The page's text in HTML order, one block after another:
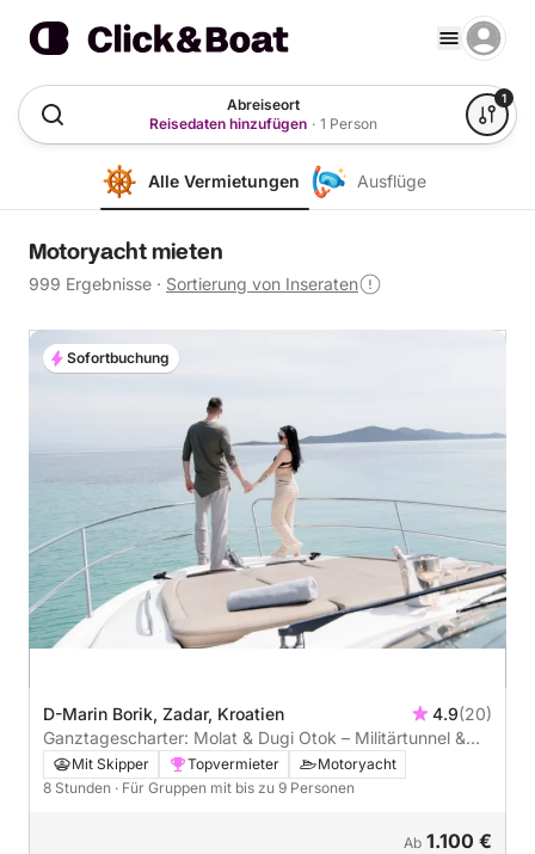
Abreiseort
Reisedaten hinzufügen · 1 Person
1
Alle Vermietungen Ausflüge
Motoryacht mieten
999 Ergebnisse · Sortierung von Inseraten
D-Marin Borik, Zadar, Kroatien 4.9(20)
Ganztagescharter: Molat & Dugi Otok – Militärtunnel &
atemberaubende Buchten
Mit Skipper Topvermieter
Motoryacht
8 Stunden · Für Gruppen mit bis zu 9 Personen
Ab 1.100 €
Sofortbuchung